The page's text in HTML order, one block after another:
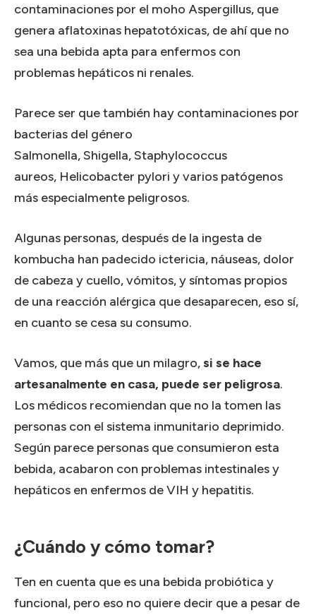
contaminaciones por el moho Aspergillus, que
genera aflatoxinas hepatotóxicas, de ahí que no
sea una bebida apta para enfermos con
problemas hepáticos ni renales.
Parece ser que también hay contaminaciones por
bacterias del género
Salmonella, Shigella, Staphylococcus
aureos, Helicobacter pylori y varios patógenos
más especialmente peligrosos.
Algunas personas, después de la ingesta de
kombucha han padecido ictericia, náuseas, dolor
de cabeza y cuello, vómitos, y síntomas propios
de una reacción alérgica que desaparecen, eso sí,
en cuanto se cesa su consumo.
Vamos, que más que un milagro,si se hace
artesanalmente en casa, puede ser peligrosa.
Los médicos recomiendan que no la tomen las
personas con el sistema inmunitario deprimido.
Según parece personas que consumieron esta
bebida, acabaron con problemas intestinales y
hepáticos en enfermos de VIH y hepatitis.
¿Cuándo y cómo tomar?
Ten en cuenta que es una bebida probiótica y
funcional, pero eso no quiere decir que a pesar de